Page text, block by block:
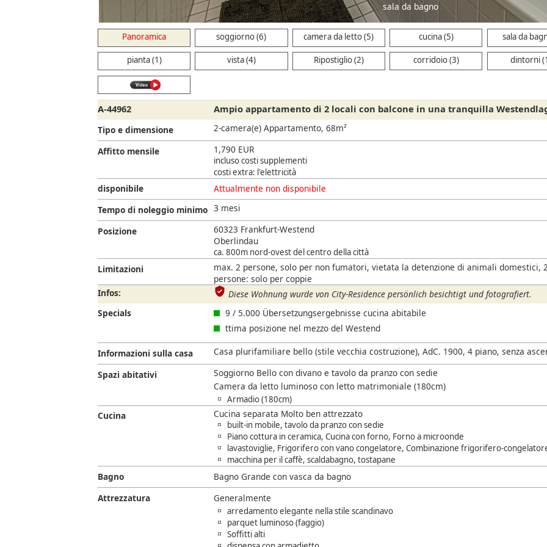
sala da bagno
Panoramica soggiorno (6) camera da letto (5) cucina (5) sala da
pianta (1) vista (4) Ripostiglio (2) corridoio (3) dintorni
A-44962 Ampio appartamento di 2 locali con balcone in una tranquilla
Tipo e dimensione
2-camera(e) Appartamento, 68m²
Affitto mensile
1,790 EUR
incluso costi supplementi
costi extra: l'elettricità
disponibile
Attualmente non disponibile
Tempo di noleggio minimo 3 mesi
Posizione
60323 Frankfurt-Westend
Oberlindau
ca. 800m nord-ovest del centro della città
Limitazioni
max. 2 persone, solo per non fumatori, vietata la detenzione di animali domestici, 2
persone: solo per coppie
Infos:
Diese Wohnung wurde von City-Residence persönlich besichtigt und fotografiert.
Specials
9 / 5.000 Übersetzungsergebnisse cucina abitabile
ttima posizione nel mezzo del Westend
Informazioni sulla casa
Casa plurifamiliare bello (stile vecchia costruzione), AdC. 1900, 4 piano, senza
Spazi abitativi
Soggiorno Bello con divano e tavolo da pranzo con sedie
Camera da letto luminoso con letto matrimoniale (180cm)
Armadio (180cm)
Cucina Cucina separata Molto ben attrezzato
built-in mobile, tavolo da pranzo con sedie
Piano cottura in ceramica, Cucina con forno, Forno a microonde
lavastoviglie, Frigorifero con vano congelatore, Combinazione frigorifero-
macchina per il caffè, scaldabagno, tostapane
Bagno
Bagno Grande con vasca da bagno
Attrezzatura
Generalmente
arredamento elegante nella stile scandinavo
parquet luminoso (faggio)
Soffitti alti